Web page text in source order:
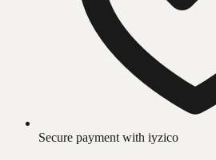
Secure payment with iyzico